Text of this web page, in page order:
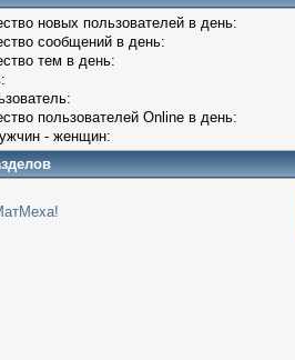
новых пользователей в день:
сообщений в день:
тем в день:
пользователей Оnline в день:
- женщин: